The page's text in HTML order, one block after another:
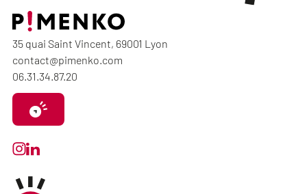
35 quai Saint Vincent, 69001 Lyon
contact@pimenko.com
06.31.34.87.20